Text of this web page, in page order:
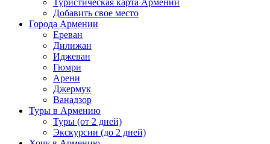
Туристическая карта Армении
Добавить свое место
Города Армении
Ереван
Дилижан
Иджеван
Гюмри
Арени
Джермук
Ванадзор
Туры в Армению
Туры (от 2 дней)
Экскурсии (до 2 дней)